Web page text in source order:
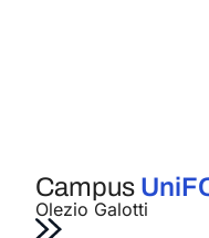
Campus
Olezio Galotti